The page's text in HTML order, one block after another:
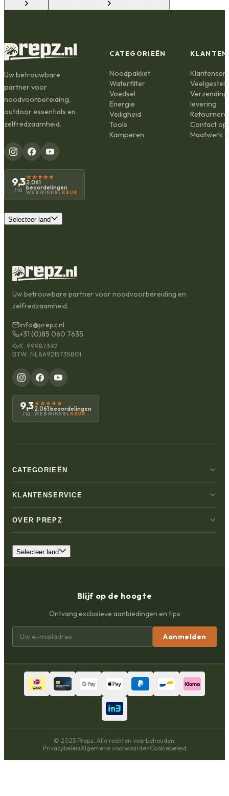
Uw betrouwbare
partner voor
noodvoorbereiding,
outdoor essentials en
zelfredzaamheid.
9,3
/10
2.061
beoordelingen
WEBWINKEL KEUR
Selecteer land
CATEGORIEËN
Noodpakket
Waterfilter
Voedsel
Energie
Veiligheid
Tools
Kamperen
Verzending
levering
Contact
Maatwerk
Uw betrouwbare partner voor noodvoorbereiding en
zelfredzaamheid.
info@prepz.nl
+31 (0)85 060 7635
KvK: 99987392
BTW: NL869215735B01
9,3
/10
2.061 beoordelingen
WEBWINKELKEUR
CATEGORIEËN
KLANTENSERVICE
OVER PREPZ
Selecteer land
Blijf op de hoogte
Ontvang exclusieve aanbiedingen en tips
Aanmelden
© 2025 Prepz. Alle rechten voorbehouden.
PrivacybeleidAlgemene voorwaardenCookiebeleid